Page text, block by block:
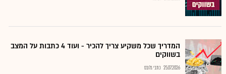
המדריך שכל משקיע צריך להכיר - ועוד 4 כתבות על המצב
בשווקים
25.07.2026 כתבי גלובס